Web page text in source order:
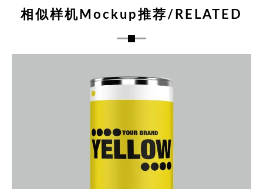
相似样机Mockup推荐/RELATED